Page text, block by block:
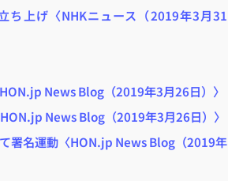
ち上げ〈NHKニュース（2019年3月31
News Blog（2019年3月26日）〉
News Blog（2019年3月26日）〉
署名運動〈HON.jp News Blog（2019年